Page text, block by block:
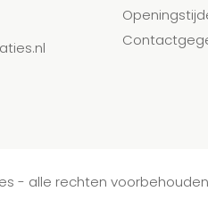
- alle rechten voorbehouden